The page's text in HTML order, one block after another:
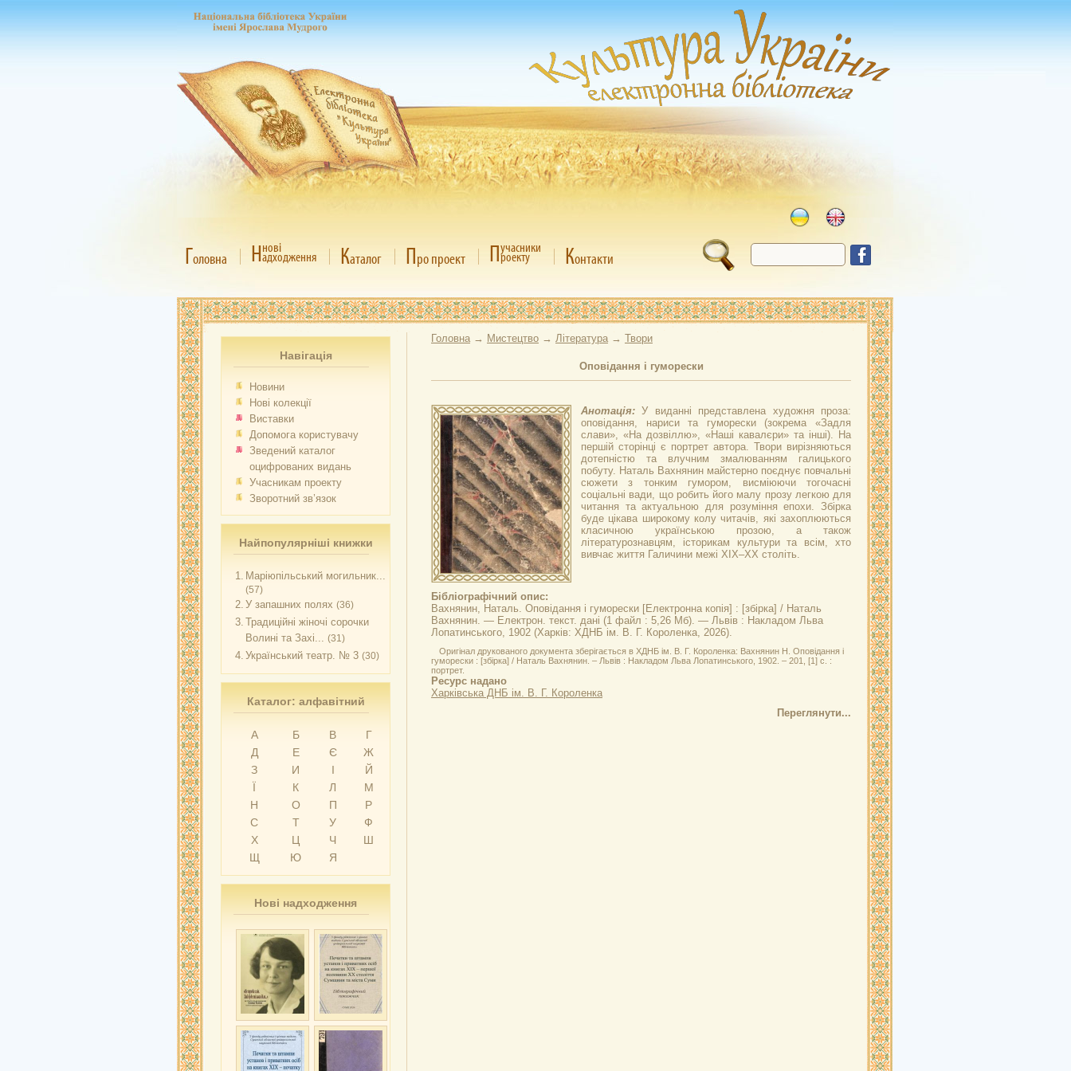
Головна Ннові
адходження Каталог Про проект Пучасники
роекту Контакти
Навігація
Новини
Нові колекції
Виставки
Допомога користувачу
Зведений каталог
оцифрованих видань
Учасникам проекту
Зворотний зв’язок
Найпопулярніші книжки
1. Маріюпільський могильник...
(57)
2. У запашних полях (36)
3. Традиційні жіночі сорочки
Волині та Захі... (31)
4. Український театр. № 3 (30)
Каталог: алфавітний
А Б В
Г
Д
Е Є
Ж
З
И І
Й
Ї
К Л
М
Н
О П
Р
С
Т У
Ф
Х
Ц Ч
Ш
Щ
Ю Я
Нові надходження
Головна → Мистецтво → Література → Твори
Оповідання і гуморески
Анотація:У виданні представлена художня проза:
оповідання, нариси та гуморески (зокрема «Задля
слави», «На дозвіллю», «Наші кавалєри» та інші). На
першій сторінці є портрет автора. Твори вирізняються
дотепністю та влучним змалюванням галицького
побуту. Наталь Вахнянин майстерно поєднує повчальні
сюжети з тонким гумором, висміюючи тогочасні
соціальні вади, що робить його малу прозу легкою для
читання та актуальною для розуміння епохи. Збірка
буде цікава широкому колу читачів, які захоплюються
класичною українською прозою, а також
літературознавцям, історикам культури та всім, хто
вивчає життя Галичини межі ХІХ–ХХ століть.
Бібліографічний опис:
Вахнянин, Наталь. Оповідання і гуморески [Електронна копія] : [збірка] / Наталь
Вахнянин. — Електрон. текст. дані (1 файл : 5,26 Мб). — Львів : Накладом Льва
Лопатинського, 1902 (Харків: ХДНБ ім. В. Г. Короленка, 2026).
Оригінал друкованого документа зберігається в ХДНБ ім. В. Г. Короленка: Вахнянин Н. Оповідання і
гуморески : [збірка] / Наталь Вахнянин. – Львів : Накладом Льва Лопатинського, 1902. – 201, [1] с. :
портрет.
Ресурс надано
Харківська ДНБ ім. В. Г. Короленка
Переглянути...